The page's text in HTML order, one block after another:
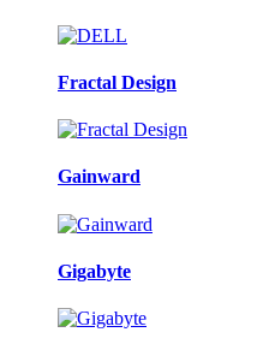
Fractal Design
Gainward
Gigabyte